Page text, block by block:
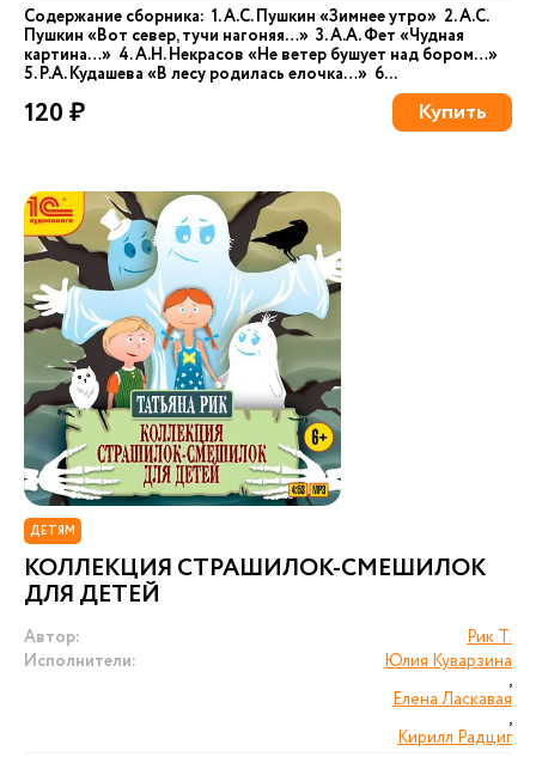
Содержание сборника: 1. А.С. Пушкин «Зимнее утро» 2. А.С.
Пушкин «Вот север, тучи нагоняя…» 3. А.А. Фет «Чудная
картина…» 4. А.Н. Некрасов «Не ветер бушует над бором…»
5. Р.А. Кудашева «В лесу родилась елочка…» 6...
120 ₽ Купить
ДЕТЯМ
КОЛЛЕКЦИЯ СТРАШИЛОК-СМЕШИЛОК
ДЛЯ ДЕТЕЙ
Автор:
Рик Т.
Исполнители:
Юлия Куварзина
,
Елена Ласкавая
,
Кирилл Радциг